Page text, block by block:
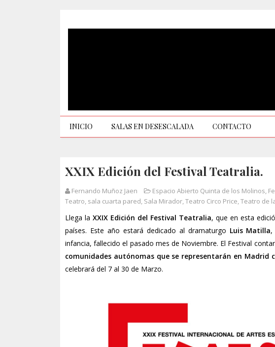
INICIO SALAS EN DESESCALADA CONTACTO
XXIX Edición del Festival Teatralia.
Fernando Muñoz Jaen Espacio Abierto Quinta de los Molinos,
Teatro, sala cuarta pared, Sala Mirador,Teatro Circo Price,Teatro de
Llega la XXIX Edición del Festival Teatralia, que en esta
países. Este año estará dedicado al dramaturgo Luis Matilla,
infancia, fallecido el pasado mes de Noviembre. El Festival
comunidades autónomas que se representarán en Madrid
celebrará del 7 al 30 de Marzo.